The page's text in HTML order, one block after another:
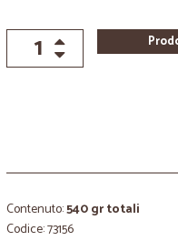
Contenuto:540 gr totali
Codice: 73156